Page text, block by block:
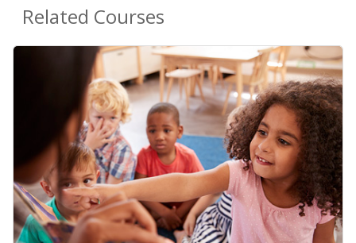
Related Courses